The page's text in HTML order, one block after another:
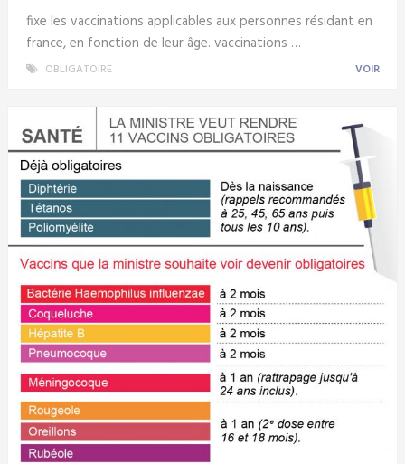
fixe les vaccinations applicables aux personnes résidant en
france, en fonction de leur âge. vaccinations …
OBLIGATOIRE VOIR